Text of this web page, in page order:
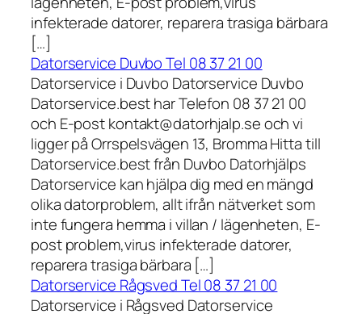
infekterade datorer, reparera trasiga bärbara
[…]
Datorservice Duvbo Tel 08 37 21 00
Datorservice i Duvbo Datorservice Duvbo
Datorservice.best har Telefon 08 37 21 00
och E-post kontakt@datorhjalp.se och vi
ligger på Orrspelsvägen 13, Bromma Hitta till
Datorservice.best från Duvbo Datorhjälps
Datorservice kan hjälpa dig med en mängd
olika datorproblem, allt ifrån nätverket som
inte fungera hemma i villan / lägenheten, E-
post problem,virus infekterade datorer,
reparera trasiga bärbara […]
Datorservice Rågsved Tel 08 37 21 00
Datorservice i Rågsved Datorservice